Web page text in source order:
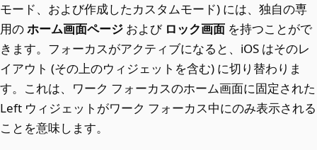
モード、および作成したカスタムモード) には、独自の専
用のホーム画面ページ および ロック画面 を持つことがで
きます。フォーカスがアクティブになると、iOS はそのレ
イアウト (その上のウィジェットを含む) に切り替わりま
す。これは、ワーク フォーカスのホーム画面に固定された
Left ウィジェットがワーク フォーカス中にのみ表示される
ことを意味します。